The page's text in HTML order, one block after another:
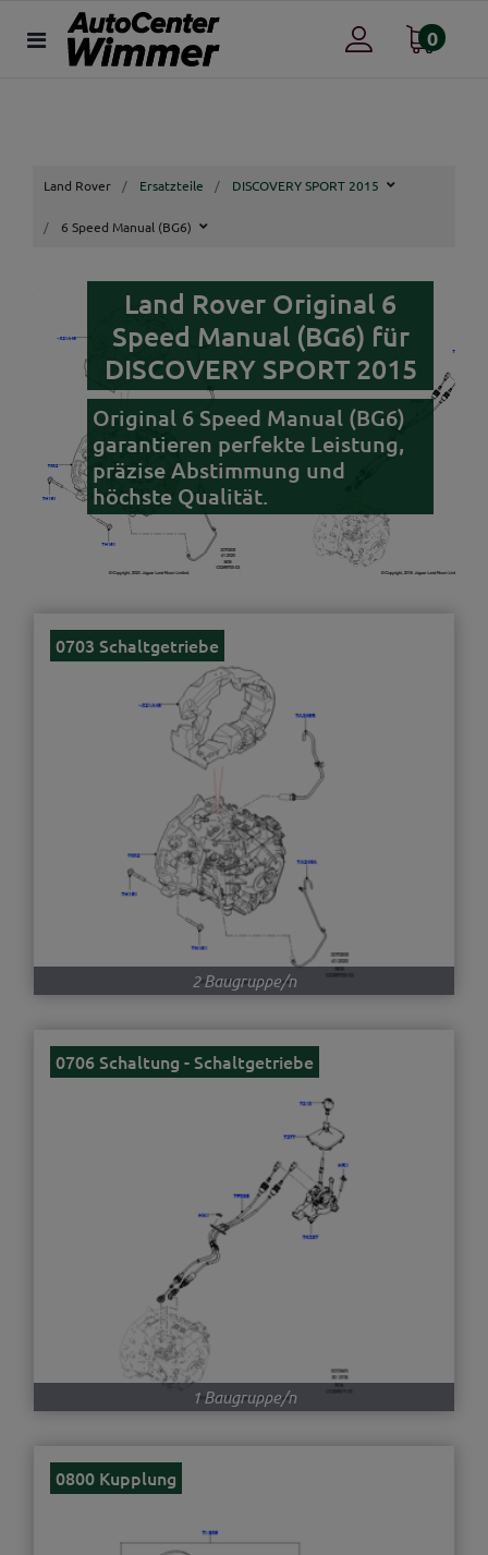
0
Land Rover Ersatzteile DISCOVERY SPORT 2015
6 Speed Manual (BG6)
Land Rover Original 6
Speed Manual (BG6) für
DISCOVERY SPORT 2015
Original 6 Speed Manual (BG6)
garantieren perfekte Leistung,
präzise Abstimmung und
höchste Qualität.
0703 Schaltgetriebe
2 Baugruppe/n
0706 Schaltung - Schaltgetriebe
1 Baugruppe/n
0800 Kupplung